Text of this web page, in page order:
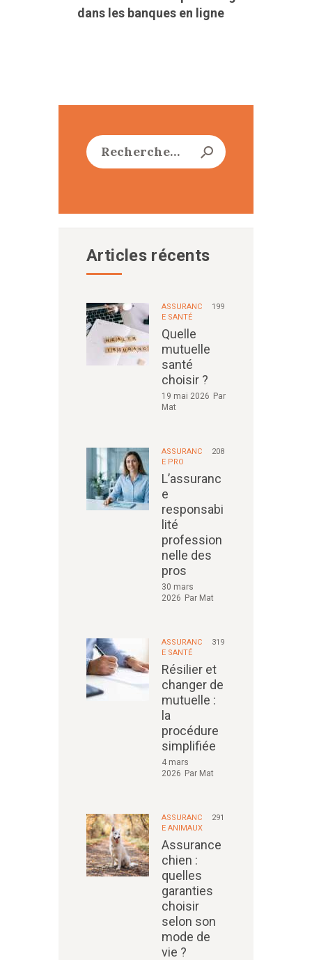
dans les banques en ligne
Rechercher :
Articles récents
ASSURANC
E SANTÉ
199
Quelle
mutuelle
santé
choisir ?
19 mai 2026 Par
Mat
ASSURANC
E PRO
208
L’assuranc
e
responsabi
lité
profession
nelle des
pros
30 mars
2026 Par Mat
ASSURANC
E SANTÉ
319
Résilier et
changer de
mutuelle :
la
procédure
simplifiée
4 mars
2026 Par Mat
ASSURANC
E ANIMAUX
291
Assurance
chien :
quelles
garanties
choisir
selon son
mode de
vie ?